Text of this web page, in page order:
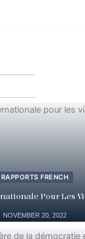
RAPPORTS FRENCH
Pour Les
NOVEMBER 20, 2022